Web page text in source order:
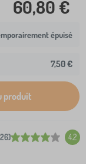
60,80 €
épuisé
7,50 €
produit
4.2